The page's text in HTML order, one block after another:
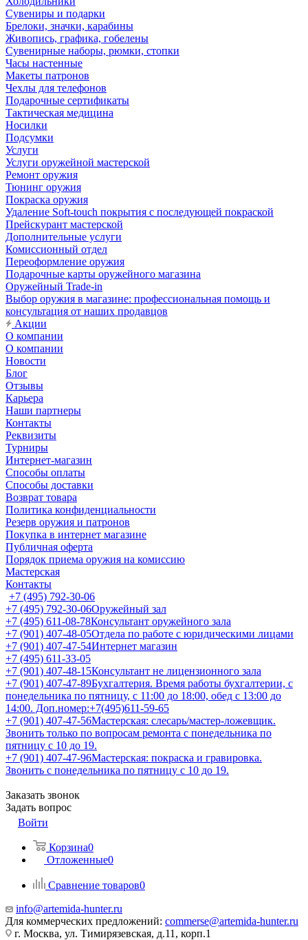
Сувениры и подарки
Брелоки, значки, карабины
Живопись, графика, гобелены
Сувенирные наборы, рюмки, стопки
Часы настенные
Макеты патронов
Чехлы для телефонов
Подарочные сертификаты
Тактическая медицина
Носилки
Подсумки
Услуги
Услуги оружейной мастерской
Ремонт оружия
Тюнинг оружия
Покраска оружия
Удаление Soft-touch покрытия с последующей покраской
Прейскурант мастерской
Дополнительные услуги
Комиссионный отдел
Переоформление оружия
Подарочные карты оружейного магазина
Оружейный Trade-in
Выбор оружия в магазине: профессиональная помощь и
консультация от наших продавцов
Акции
О компании
О компании
Новости
Блог
Отзывы
Карьера
Наши партнеры
Контакты
Реквизиты
Турниры
Интернет-магазин
Способы оплаты
Способы доставки
Возврат товара
Политика конфиденциальности
Резерв оружия и патронов
Покупка в интернет магазине
Публичная оферта
Порядок приема оружия на комиссию
Мастерская
Контакты
+7 (495) 792-30-06
+7 (495) 792-30-06Оружейный зал
+7 (495) 611-08-78Консультант оружейного зала
+7 (901) 407-48-05Отдела по работе с юридическими лицами
+7 (901) 407-47-54Интернет магазин
+7 (495) 611-33-05
+7 (901) 407-48-15Консультант не лицензионного зала
+7 (901) 407-47-89Бухгалтерия. Время работы бухгалтерии, с
понедельника по пятницу, с 11:00 до 18:00, обед с 13:00 до
14:00. Доп.номер:+7(495)611-59-65
+7 (901) 407-47-56Мастерская: слесарь/мастер-ложевщик.
Звонить только по вопросам ремонта с понедельника по
пятницу с 10 до 19.
+7 (901) 407-47-96Мастерская: покраска и гравировка.
Звонить с понедельника по пятницу с 10 до 19.
Заказать звонок
Задать вопрос
Войти
Корзина0
Отложенные0
Сравнение товаров0
info@artemida-hunter.ru
Для коммерческих предложений: commerse@artemida-hunter.ru
г. Москва, ул. Тимирязевская, д.11, корп.1